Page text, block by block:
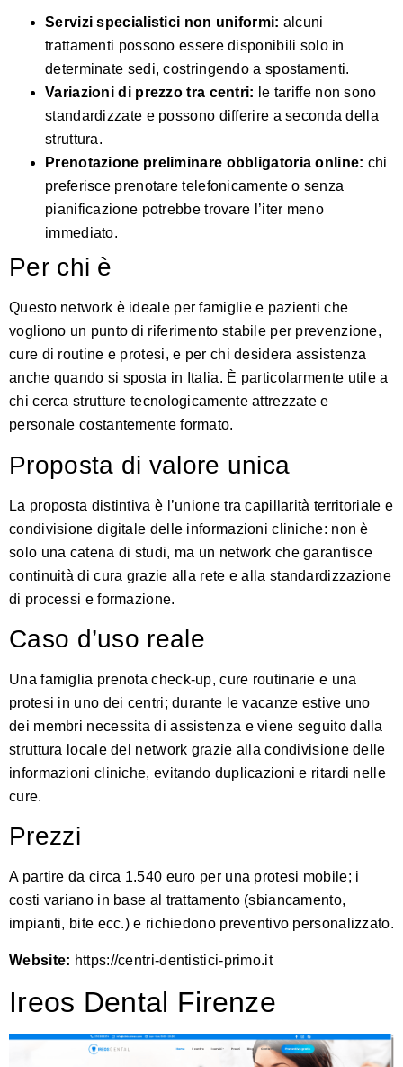
Servizi specialistici non uniformi: alcuni
trattamenti possono essere disponibili solo in
determinate sedi, costringendo a spostamenti.
Variazioni di prezzo tra centri: le tariffe non sono
standardizzate e possono differire a seconda della
struttura.
Prenotazione preliminare obbligatoria online: chi
preferisce prenotare telefonicamente o senza
pianificazione potrebbe trovare l’iter meno
immediato.
Per chi è
Questo network è ideale per famiglie e pazienti che
vogliono un punto di riferimento stabile per prevenzione,
cure di routine e protesi, e per chi desidera assistenza
anche quando si sposta in Italia. È particolarmente utile a
chi cerca strutture tecnologicamente attrezzate e
personale costantemente formato.
Proposta di valore unica
La proposta distintiva è l’unione tra capillarità territoriale e
condivisione digitale delle informazioni cliniche: non è
solo una catena di studi, ma un network che garantisce
continuità di cura grazie alla rete e alla standardizzazione
di processi e formazione.
Caso d’uso reale
Una famiglia prenota check-up, cure routinarie e una
protesi in uno dei centri; durante le vacanze estive uno
dei membri necessita di assistenza e viene seguito dalla
struttura locale del network grazie alla condivisione delle
informazioni cliniche, evitando duplicazioni e ritardi nelle
cure.
Prezzi
A partire da circa 1.540 euro per una protesi mobile; i
costi variano in base al trattamento (sbiancamento,
impianti, bite ecc.) e richiedono preventivo personalizzato.
Website: https://centri-dentistici-primo.it
Ireos Dental Firenze